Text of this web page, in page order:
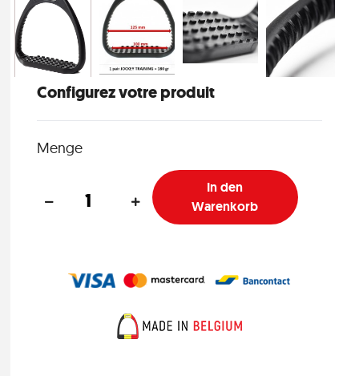
Configurez votre produit
Menge
In den
Warenkorb